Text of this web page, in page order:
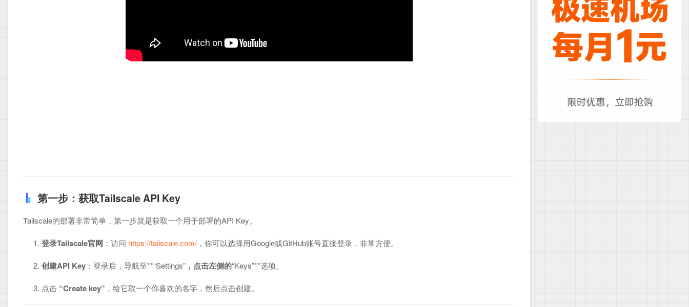
第一步：获取Tailscale API Key
Tailscale的部署非常简单，第一步就是获取一个用于部署的API Key。
登录Tailscale官网 ：访问 https://tailscale.com/ ，你可以选择用Google或GitHub账号直接登录，非常方便。
创建API Key ：登录后，导航至**“Settings” ，点击左侧的“Keys”**选项。
点击 “Create key” ，给它取一个你喜欢的名字，然后点击创建。